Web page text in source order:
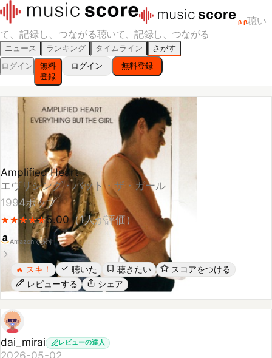
β β聴い
て、記録し、つながる聴いて、記録し、つながる
ニュース ランキング タイムライン
さがす
ログイン
無料
登録
ログイン 無料登録
Amplified Heart
エヴリシング・バット・ザ・ガール
1994 ポップ
★
★★
★★
★★
★★
★5.00（1 人が評価）
Amazonで探す
スキ！ 聴いた 聴きたい スコアをつける
レビューする シェア
dai_mirai
2026-05-02
★
★★
★★
★★
★★
★5.00